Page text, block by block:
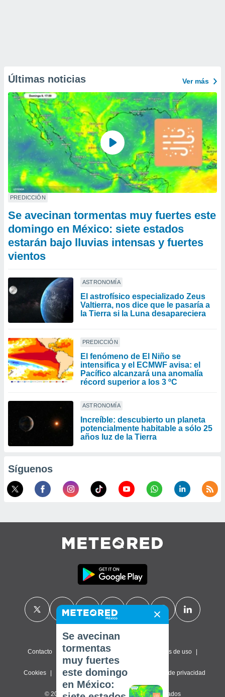
Últimas noticias Ver más
PREDICCIÓN
Se avecinan tormentas muy fuertes este
domingo en México: siete estados
estarán bajo lluvias intensas y fuertes
vientos
ASTRONOMÍA
El astrofísico especializado Zeus
Valtierra, nos dice que le pasaría a
la Tierra si la Luna desapareciera
PREDICCIÓN
El fenómeno de El Niño se
intensifica y el ECMWF avisa: el
Pacífico alcanzará una anomalía
récord superior a los 3 ºC
ASTRONOMÍA
Increíble: descubierto un planeta
potencialmente habitable a sólo 25
años luz de la Tierra
Síguenos
Contacto Sobre nosotros Términos de uso
Cookies Política de privacidad Configuración de privacidad
© 2026 Meteored. Todos los derechos reservados
Se avecinan
tormentas
muy fuertes
este domingo
en México: